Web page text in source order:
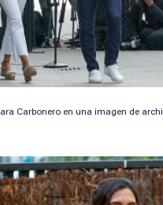
Carbonero en una imagen de